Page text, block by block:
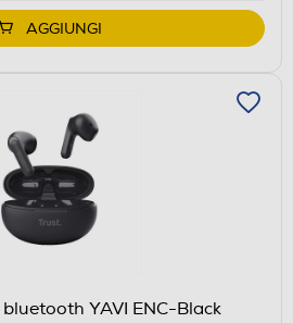
AGGIUNGI
YAVI ENC-Black